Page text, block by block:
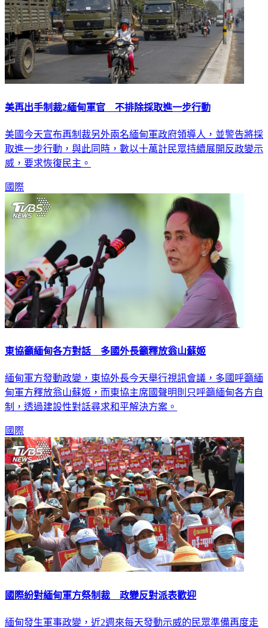
美再出手制裁2緬甸軍官 不排除採取進一步行動
美國今天宣布再制裁另外兩名緬甸軍政府領導人，並警告將採
取進一步行動，與此同時，數以十萬計民眾持續展開反政變示
威，要求恢復民主。
國際
東協籲緬甸各方對話 多國外長籲釋放翁山蘇姬
緬甸軍方發動政變，東協外長今天舉行視訊會議，多國呼籲緬
甸軍方釋放翁山蘇姬，而東協主席國聲明則只呼籲緬甸各方自
制，透過建設性對話尋求和平解決方案。
國際
國際紛對緬甸軍方祭制裁 政變反對派表歡迎
緬甸發生軍事政變，近2週來每天發動示威的民眾準備再度走